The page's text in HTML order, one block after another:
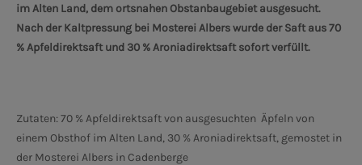
im Alten Land, dem ortsnahen Obstanbaugebiet ausgesucht.
Nach der Kaltpressung bei Mosterei Albers wurde der Saft aus 70
% Apfeldirektsaft und 30 % Aroniadirektsaft sofort verfüllt.
Zutaten: 70 % Apfeldirektsaft von ausgesuchten Äpfeln von
einem Obsthof im Alten Land, 30 % Aroniadirektsaft, gemostet in
der Mosterei Albers in Cadenberge